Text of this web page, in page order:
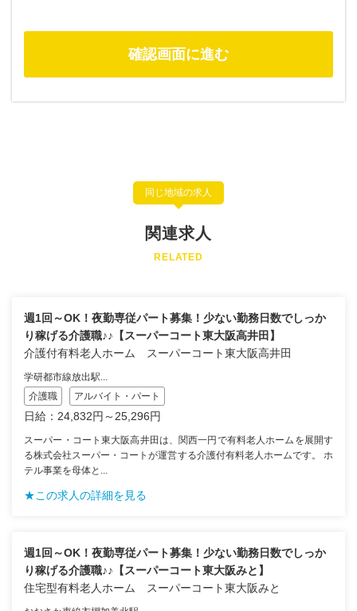
同じ地域の求人
関連求人
RELATED
週1回～OK！夜勤専従パート募集！少ない勤務日数でしっか
り稼げる介護職♪♪【スーパーコート東大阪高井田】
介護付有料老人ホーム スーパーコート東大阪高井田
学研都市線放出駅...
介護職
アルバイト・パート
日給：24,832円～25,296円
スーパー・コート東大阪高井田は、関西一円で有料老人ホームを展開す
る株式会社スーパー・コートが運営する介護付有料老人ホームです。 ホ
テル事業を母体と...
★この求人の詳細を見る
週1回～OK！夜勤専従パート募集！少ない勤務日数でしっか
り稼げる介護職♪♪【スーパーコート東大阪みと】
住宅型有料老人ホーム スーパーコート東大阪みと